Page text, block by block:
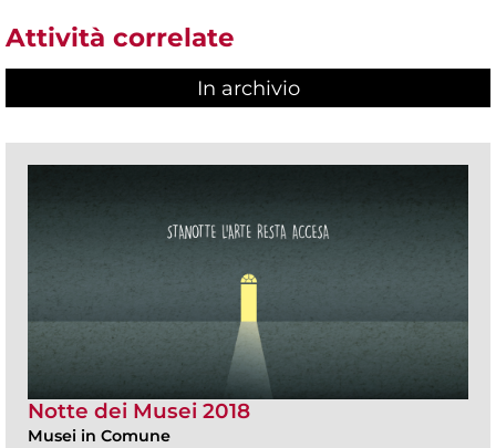
Attività correlate
In archivio
Notte dei Musei 2018
Musei in Comune